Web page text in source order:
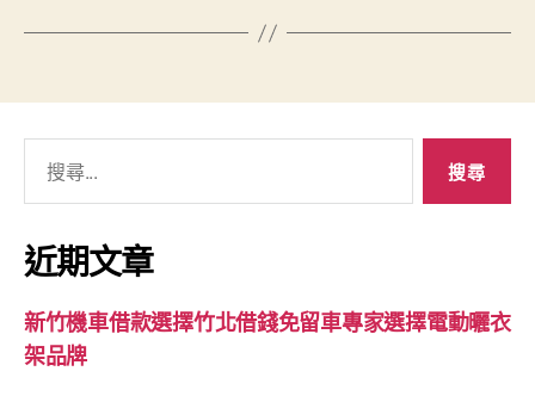
關
鍵
字:
近期文章
新竹機車借款選擇竹北借錢免留車專家選擇電動曬衣
架品牌